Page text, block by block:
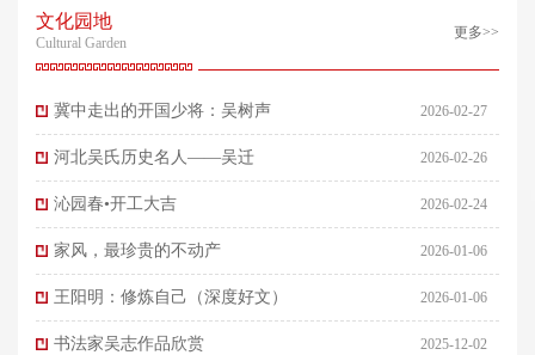
文化园地
Cultural Garden
更多>>
冀中走出的开国少将：吴树声 2026-02-27
河北吴氏历史名人——吴迁 2026-02-26
沁园春•开工大吉 2026-02-24
家风，最珍贵的不动产 2026-01-06
王阳明：修炼自己（深度好文） 2026-01-06
书法家吴志作品欣赏 2025-12-02